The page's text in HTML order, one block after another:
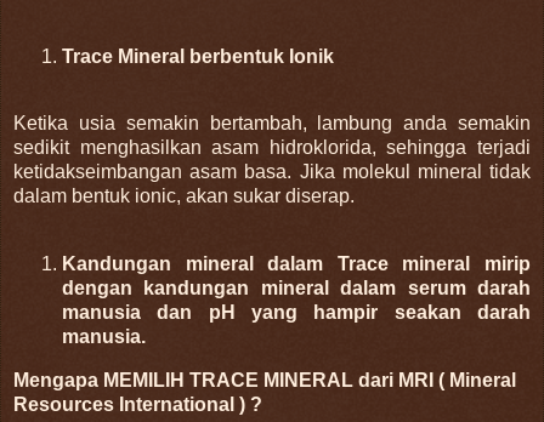
Trace Mineral berbentuk Ionik
Ketika usia semakin bertambah, lambung anda semakin
sedikit menghasilkan asam hidroklorida, sehingga terjadi
ketidakseimbangan asam basa. Jika molekul mineral tidak
dalam bentuk ionic, akan sukar diserap.
Kandungan mineral dalam Trace mineral mirip
dengan kandungan mineral dalam serum darah
manusia dan pH yang hampir seakan darah
manusia.
Mengapa MEMILIH TRACE MINERAL dari MRI ( Mineral
Resources International ) ?